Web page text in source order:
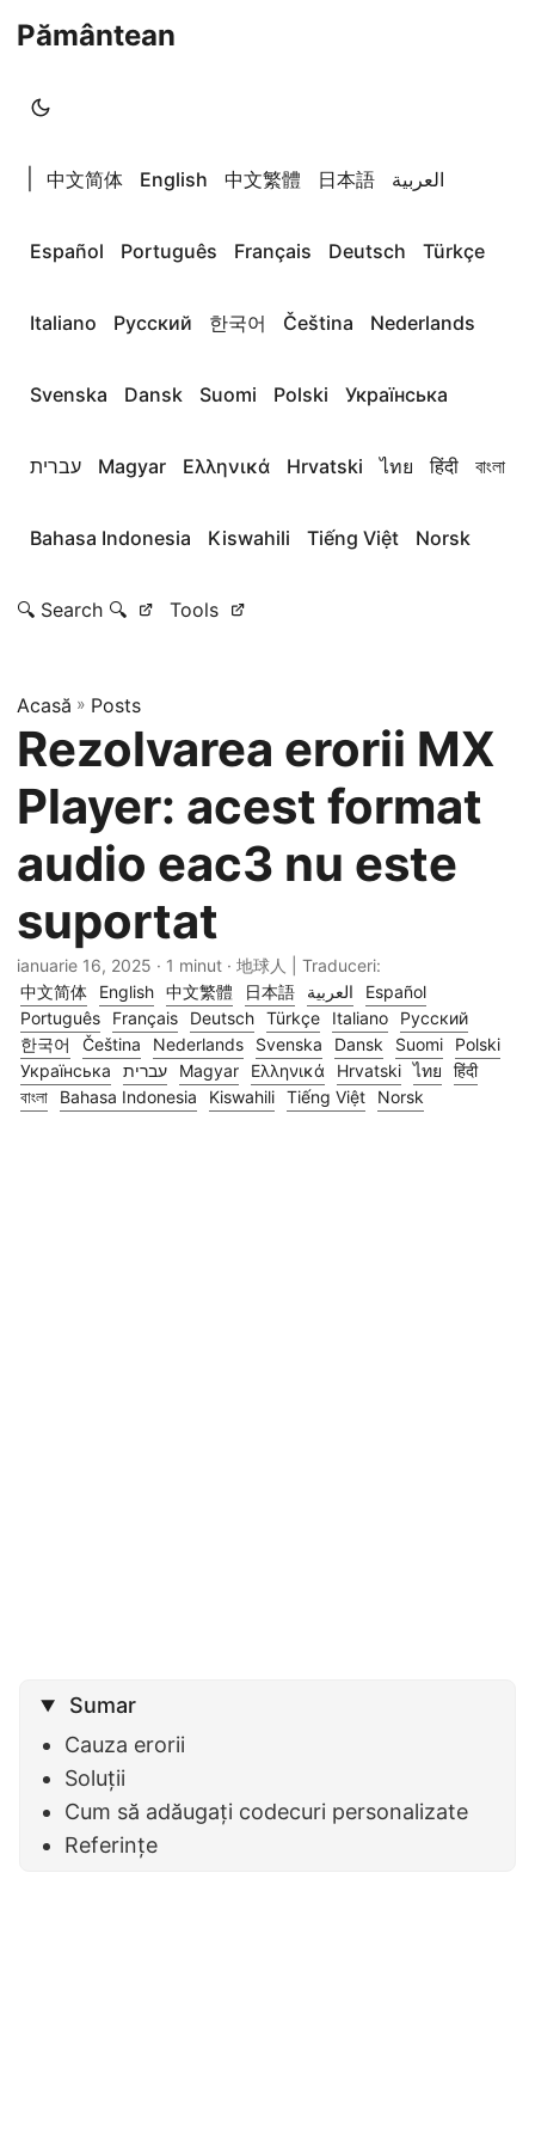
Pământean
中文简体 English 中文繁體 日本語 العربية
Español Português Français Deutsch Türkçe
Italiano Русский 한국어 Čeština Nederlands
Svenska Dansk Suomi Polski Українська
עברית Magyar Ελληνικά Hrvatski ไทย हिंदी বাংলা
Bahasa Indonesia Kiswahili Tiếng Việt Norsk
🔍 Search 🔍 Tools
Acasă » Posts
Rezolvarea erorii MX
Player: acest format
audio eac3 nu este
suportat
ianuarie 16, 2025 · 1 minut · 地球人 | Traduceri:
中文简体
English 中文繁體 日本語 العربية
Español
Português
Français Deutsch Türkçe Italiano
Русский
한국어
Čeština Nederlands Svenska Dansk Suomi
Polski
Українська
עברית Magyar Ελληνικά Hrvatski ไทย
हिंदी
বাংলা
Bahasa Indonesia Kiswahili Tiếng Việt Norsk
Sumar
Cauza erorii
Soluții
Cum să adăugați codecuri personalizate
Referințe